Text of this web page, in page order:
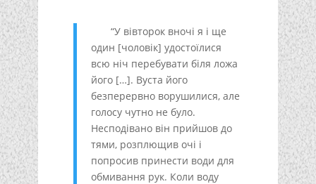
“У вівторок вночі я і ще
один [чоловік] удостоїлися
всю ніч перебувати біля ложа
його […]. Вуста його
безперервно ворушилися, але
голосу чутно не було.
Несподівано він прийшов до
тями, розплющив очі і
попросив принести води для
обмивання рук. Коли воду